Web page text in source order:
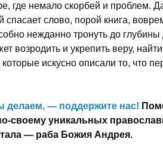
где немало скорбей и проблем.
слово, порой книга,
нежданно тронуть до
возродить и укрепить веру,
искусно описали то, что
делаем, — поддержите нас!
своему уникальных
— раба Божия Андрея.